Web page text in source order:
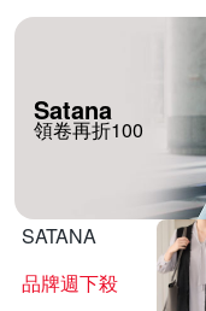
Satana
領卷再折100
SATANA
品牌週下殺